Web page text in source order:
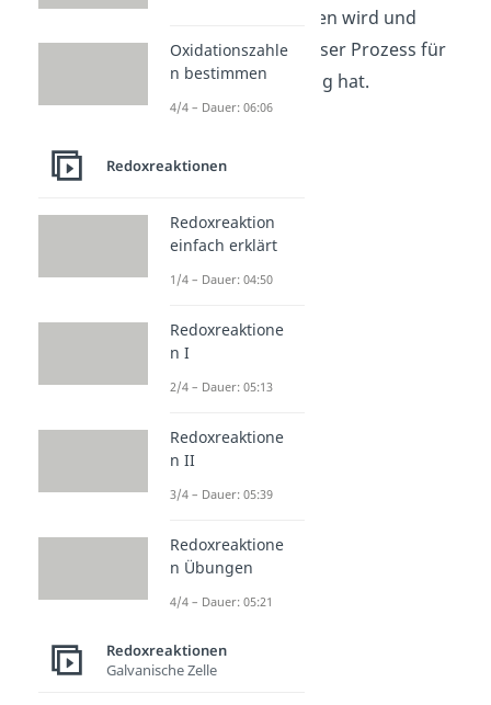
Sauerstoff aufgespalten wird und
welche Bedeutung dieser Prozess für
die Energiespeicherung hat.
Oxidationszahle
n bestimmen
4/4 – Dauer: 06:06
Redoxreaktionen
Redoxreaktion
einfach erklärt
1/4 – Dauer: 04:50
Redoxreaktione
n I
2/4 – Dauer: 05:13
Redoxreaktione
n II
3/4 – Dauer: 05:39
Redoxreaktione
n Übungen
4/4 – Dauer: 05:21
Redoxreaktionen
Galvanische Zelle